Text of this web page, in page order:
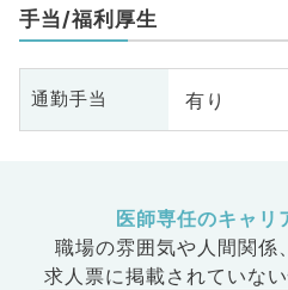
手当/福利厚生
通勤手当 有り
医師専任のキャリ
職場の雰囲気や人間関係、
求人票に掲載されていな